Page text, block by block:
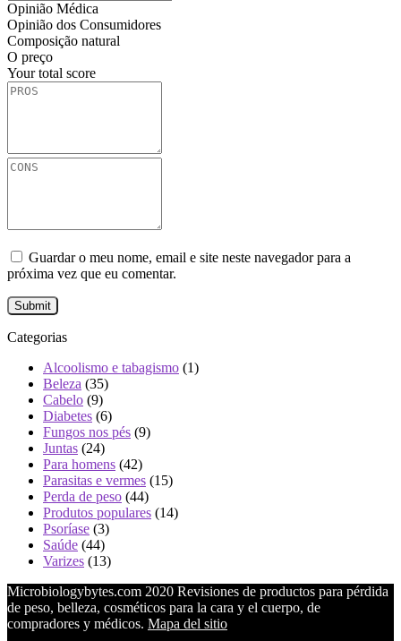
Opinião Médica
Opinião dos Consumidores
Composição natural
O preço
Your total score
Guardar o meu nome, email e site neste navegador para a
próxima vez que eu comentar.
Categorias
Alcoolismo e tabagismo (1)
Beleza (35)
Cabelo (9)
Diabetes (6)
Fungos nos pés (9)
Juntas (24)
Para homens (42)
Parasitas e vermes (15)
Perda de peso (44)
Produtos populares (14)
Psoríase (3)
Saúde (44)
Varizes (13)
Microbiologybytes.com 2020 Revisiones de productos para pérdida
de peso, belleza, cosméticos para la cara y el cuerpo, de
compradores y médicos. Mapa del sitio